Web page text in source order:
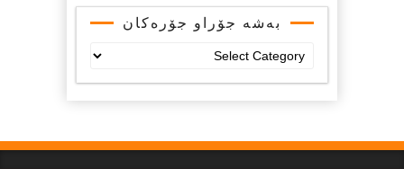
بەشە جۆراو جۆرەکان
جۆرەکان